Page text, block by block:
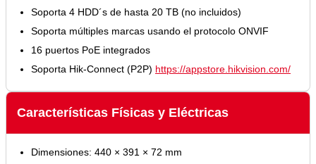
Soporta 4 HDD´s de hasta 20 TB (no incluidos)
Soporta múltiples marcas usando el protocolo ONVIF
16 puertos PoE integrados
Soporta Hik-Connect (P2P) https://appstore.hikvision.com/
Características Físicas y Eléctricas
Dimensiones: 440 × 391 × 72 mm